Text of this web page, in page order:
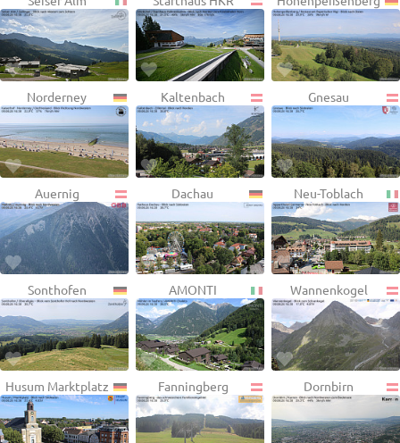
Norderney Kaltenbach Gnesau
Auernig Dachau Neu-Toblach
Sonthofen AMONTI Wannenkogel
Husum Marktplatz Fanningberg Dornbirn